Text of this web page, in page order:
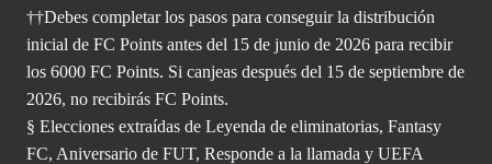
††Debes completar los pasos para conseguir la distribución
inicial de FC Points antes del 15 de junio de 2026 para recibir
los 6000 FC Points. Si canjeas después del 15 de septiembre de
2026, no recibirás FC Points.
§ Elecciones extraídas de Leyenda de eliminatorias, Fantasy
FC, Aniversario de FUT, Responde a la llamada y UEFA